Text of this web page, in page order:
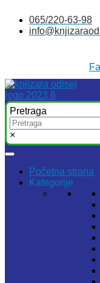
sadržaj
065/220-63-98
Pretraga
×
Početna strana
Kategorije